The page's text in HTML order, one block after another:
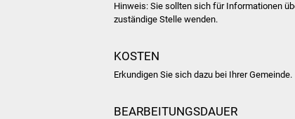
Hinweis: Sie sollten sich für Informationen
zuständige Stelle wenden.
KOSTEN
Erkundigen Sie sich dazu bei Ihrer Gemeinde.
BEARBEITUNGSDAUER